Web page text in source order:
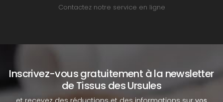
Contactez notre service en ligne
Inscrivez-vous gratuitement à la newsletter
de Tissus des Ursules